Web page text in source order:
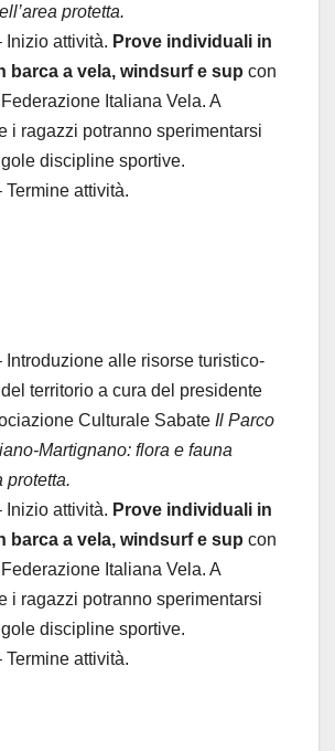
protetta.
Inizio attività. Prove individuali in
barca a vela, windsurf e sup con
Italiana Vela. A
i ragazzi potranno sperimentarsi
discipline sportive.
Termine attività.
Introduzione alle risorse turistico-
territorio a cura del presidente
Culturale Sabate Il Parco
Martignano: flora e fauna
protetta.
Inizio attività. Prove individuali in
barca a vela, windsurf e sup con
Italiana Vela. A
i ragazzi potranno sperimentarsi
discipline sportive.
Termine attività.